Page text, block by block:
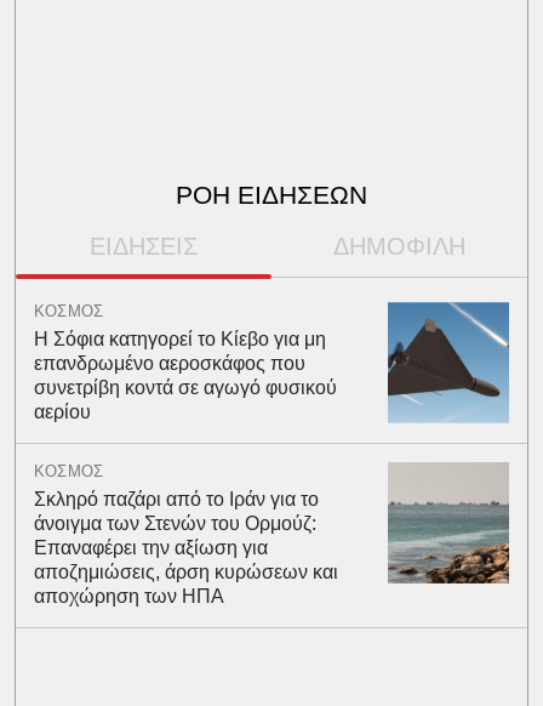
ΡΟΗ ΕΙΔΗΣΕΩΝ
ΕΙΔΗΣΕΙΣ ΔΗΜΟΦΙΛΗ
ΚΟΣΜΟΣ
Η Σόφια κατηγορεί το Κίεβο για μη
επανδρωμένο αεροσκάφος που
συνετρίβη κοντά σε αγωγό φυσικού
αερίου
ΚΟΣΜΟΣ
Σκληρό παζάρι από το Ιράν για το
άνοιγμα των Στενών του Ορμούζ:
Επαναφέρει την αξίωση για
αποζημιώσεις, άρση κυρώσεων και
αποχώρηση των ΗΠΑ